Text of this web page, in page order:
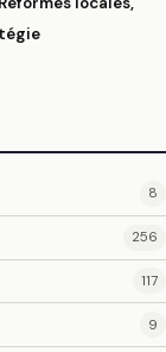
8
256
117
9